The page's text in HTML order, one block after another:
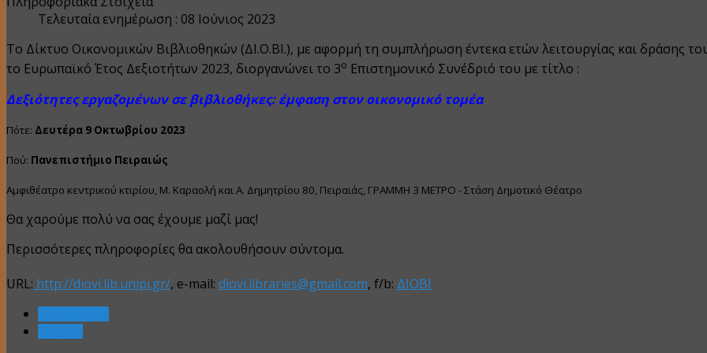
Τελευταία ενημέρωση : 08 Ιούνιος 2023
Το Δίκτυο Οικονομικών Βιβλιοθηκών (ΔΙ.Ο.ΒΙ.), με αφορμή τη συμπλήρωση έντεκα ετών λειτουργίας και δράσης
το Ευρωπαϊκό Έτος Δεξιοτήτων 2023, διοργανώνει το 3o Επιστημονικό Συνέδριό του με τίτλο :
Δεξιότητες εργαζομένων σε βιβλιοθήκες: έμφαση στον οικονομικό τομέα
Πότε: Δευτέρα 9 Οκτωβρίου 2023
Πού: Πανεπιστήμιο Πειραιώς
Αμφιθέατρο κεντρικού κτιρίου, Μ. Καραολή και Α. Δημητρίου 80, Πειραιάς, ΓΡΑΜΜΗ 3 ΜΕΤΡΟ - Στάση Δημοτικό Θέατρο
Θα χαρούμε πολύ να σας έχουμε μαζί μας!
Περισσότερες πληροφορίες θα ακολουθήσουν σύντομα.
URL: http://diovi.lib.unipi.gr/, e-mail: diovi.libraries@gmail.com, f/b: ΔΙΟΒΙ